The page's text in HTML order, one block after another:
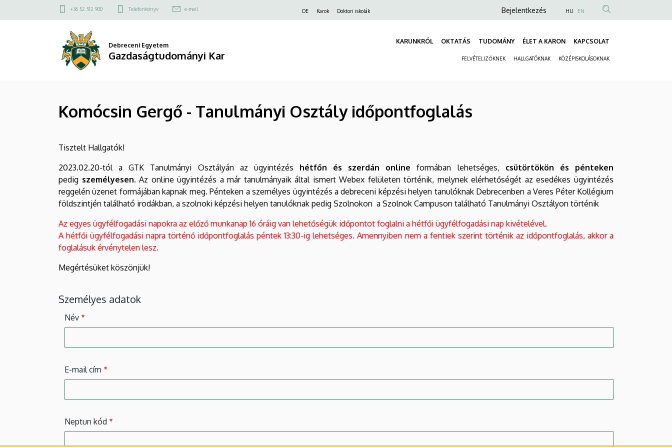
Komócsin
Tanulmányi
időpontfoglalás
Gazdaságtudományi
a
Felső
menü
+36 52 512 900 Telefonkönyv e-mail DE Karok Doktori iskolák
Anonim
fiók
Bejelentkezés HU EN
Debreceni Egyetem
Gazdaságtudományi Kar
KARUNKRÓL OKTATÁS TUDOMÁNY ÉLET A KARON KAPCSOLAT
FELVÉTELIZŐKNEK HALLGATÓKNAK KÖZÉPISKOLÁSOKNAK
Komócsin Gergő - Tanulmányi Osztály időpontfoglalás
Tisztelt Hallgatók!
2023.02.20-tól a GTK Tanulmányi Osztályán az ügyintézés hétfőn és szerdán online formában lehetséges, csütörtökön és pénteken
pedig személyesen.Az online ügyintézés a már tanulmányaik által ismert Webex felületen történik, melynek elérhetőségét az esedékes ügyintézés
reggelén üzenet formájában kapnak meg. Pénteken a személyes ügyintézés a debreceni képzési helyen tanulóknak Debrecenben a Veres Péter Kollégium
földszintjén található irodákban, a szolnoki képzési helyen tanulóknak pedig Szolnokon a Szolnok Campuson található Tanulmányi Osztályon történik
Az egyes ügyfélfogadási napokra az előző munkanap 16 óráig van lehetőségük időpontot foglalni a hétfői ügyfélfogadási nap kivételével.
A hétfői ügyfélfogadási napra történő időpontfoglalás péntek 13:30-ig lehetséges. Amennyiben nem a fentiek szerint történik az időpontfoglalás, akkor a
foglalásuk érvénytelen lesz.
Megértésüket köszönjük!
Személyes adatok
Név
E-mail cím
Neptun kód